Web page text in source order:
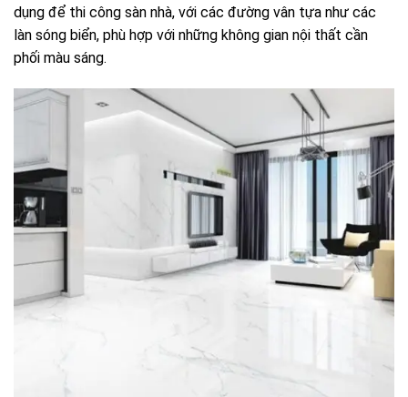
dụng để thi công sàn nhà, với các đường vân tựa như các
làn sóng biển, phù hợp với những không gian nội thất cần
phối màu sáng.